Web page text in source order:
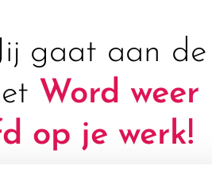
gaat aan de
Word weer
op je werk!